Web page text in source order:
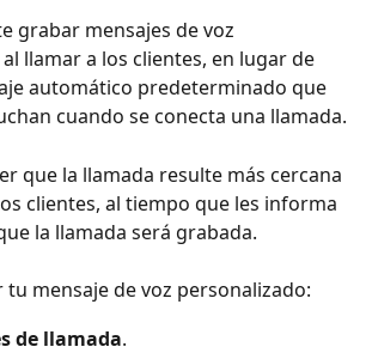
grabar mensajes de voz
llamar a los clientes, en lugar de
automático predeterminado que
cuando se conecta una llamada.
que la llamada resulte más cercana
clientes, al tiempo que les informa
la llamada será grabada.
mensaje de voz personalizado:
de llamada.